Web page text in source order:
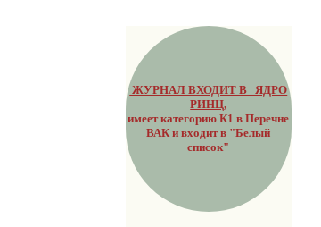
ЖУРНАЛ ВХОДИТ В ЯДРО
РИНЦ,
имеет категорию К1 в Перечне
ВАК и входит в "Белый
список"